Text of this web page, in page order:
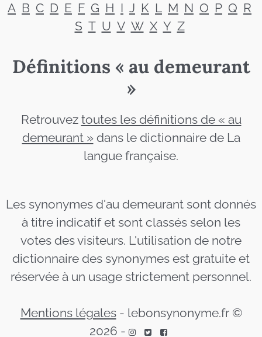
A B C D E F G H I J K L M N O P Q R
S T U V W X Y Z
Définitions « au demeurant
»
Retrouvez toutes les définitions de « au
demeurant »dans le dictionnaire de La
langue française.
Les synonymes d'au demeurant sont donnés
à titre indicatif et sont classés selon les
votes des visiteurs. L'utilisation de notre
dictionnaire des synonymes est gratuite et
réservée à un usage strictement personnel.
Mentions légales- lebonsynonyme.fr ©
2026 -